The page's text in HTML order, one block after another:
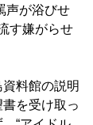
声が浴びせ
す嫌がらせ
料館の説明
を受け取っ